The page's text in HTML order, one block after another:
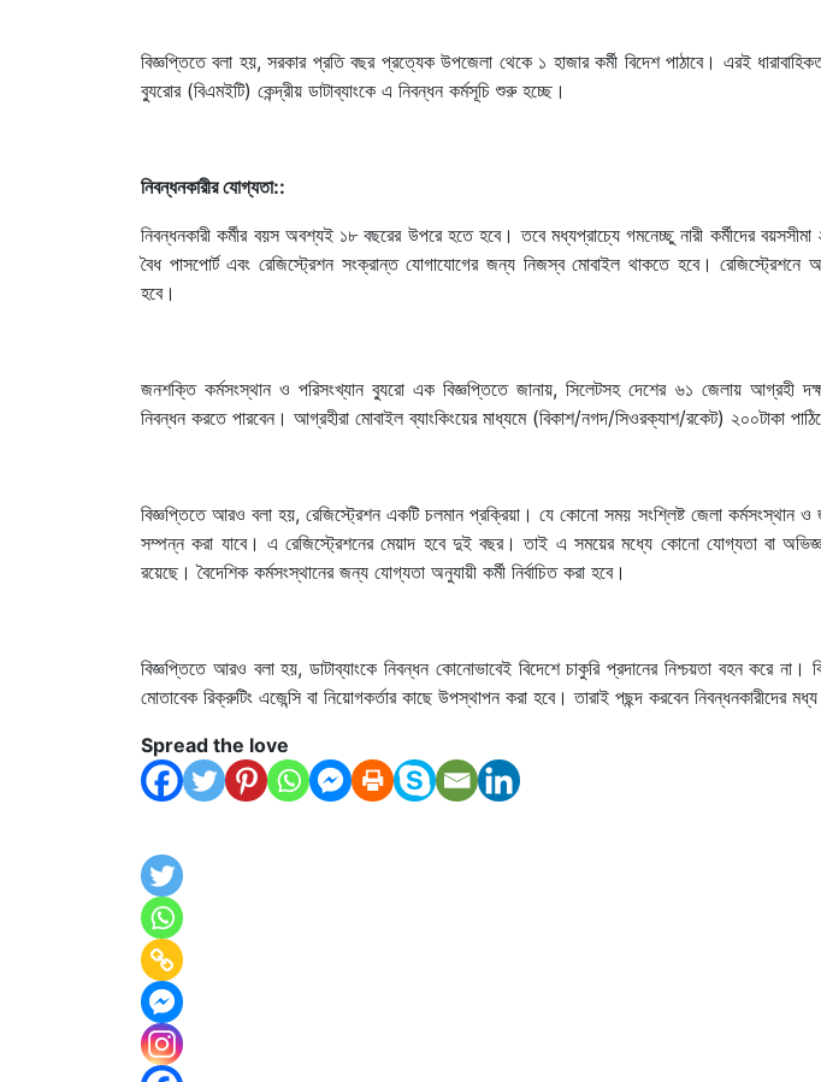
বিজ্ঞপ্তিতে বলা হয়, সরকার প্রতি বছর প্রত্যেক উপজেলা থেকে ১ হাজার কর্মী বিদেশ পাঠাবে। এরই
ব্যুরোর (বিএমইটি) কেন্দ্রীয় ডাটাব্যাংকে এ নিবন্ধন কর্মসূচি শুরু হচ্ছে।
নিবন্ধনকারীর যোগ্যতা::
নিবন্ধনকারী কর্মীর বয়স অবশ্যই ১৮ বছরের উপরে হতে হবে। তবে মধ্যপ্রাচ্যে গমনেচ্ছু নারী কর্মীদের
বৈধ পাসপোর্ট এবং রেজিস্ট্রেশন সংক্রান্ত যোগাযোগের জন্য নিজস্ব মোবাইল থাকতে হবে।
হবে।
জনশক্তি কর্মসংস্থান ও পরিসংখ্যান ব্যুরো এক বিজ্ঞপ্তিতে জানায়, সিলেটসহ দেশের ৬১ জেলায় আগ্রহী
নিবন্ধন করতে পারবেন। আগ্রহীরা মোবাইল ব্যাংকিংয়ের মাধ্যমে (বিকাশ/নগদ/সিওরক্যাশ/রকেট) ২০০টাকা
বিজ্ঞপ্তিতে আরও বলা হয়, রেজিস্ট্রেশন একটি চলমান প্রক্রিয়া। যে কোনো সময় সংশ্লিষ্ট জেলা কর্মসংস্থান ও
সম্পন্ন করা যাবে। এ রেজিস্ট্রেশনের মেয়াদ হবে দুই বছর। তাই এ সময়ের মধ্যে কোনো যোগ্যতা বা
রয়েছে। বৈদেশিক কর্মসংস্থানের জন্য যোগ্যতা অনুযায়ী কর্মী নির্বাচিত করা হবে।
বিজ্ঞপ্তিতে আরও বলা হয়, ডাটাব্যাংকে নিবন্ধন কোনোভাবেই বিদেশে চাকুরি প্রদানের নিশ্চয়তা বহন করে না।
মোতাবেক রিক্রুটিং এজেন্সি বা নিয়োগকর্তার কাছে উপস্থাপন করা হবে। তারাই পছন্দ করবেন নিবন্ধনকারীদের
Spread the love